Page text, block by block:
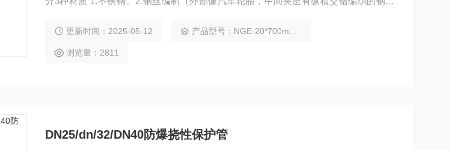
择，也可根据用户需求定制其它长度； 7. 四种不同材质可供选择。
更新时间：2025-05-12 产品型号：NGE-20*700mmg3/4N
浏览量：2811
DN25/dn/32/DN40防爆挠性保护管